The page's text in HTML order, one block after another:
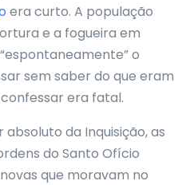
era curto. A população
e a fogueira em
o
sem saber do que eram
era fatal.
da Inquisição, as
do Santo Ofício
que moravam no